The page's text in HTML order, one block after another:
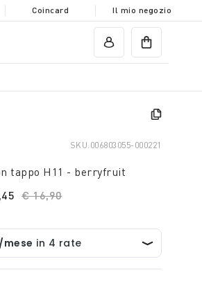
Coincard Il mio negozio
SKU. 006803055-000221
tappo H11 - berryfruit
fromPrice reduced from
€ 16,90to